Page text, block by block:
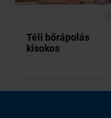
Téli bőrápolás
kisokos